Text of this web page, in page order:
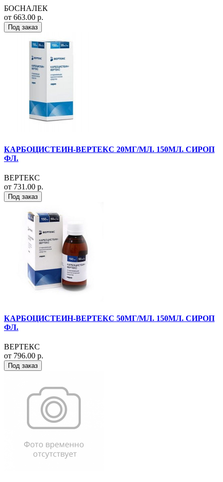
БОСНАЛЕК
от 663.00 р.
Под заказ
КАРБОЦИСТЕИН-ВЕРТЕКС 20МГ/МЛ. 150МЛ. СИРОП
ФЛ.
ВЕРТЕКС
от 731.00 р.
Под заказ
КАРБОЦИСТЕИН-ВЕРТЕКС 50МГ/МЛ. 150МЛ. СИРОП
ФЛ.
ВЕРТЕКС
от 796.00 р.
Под заказ